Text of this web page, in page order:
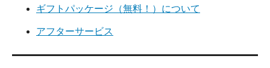
ギフトパッケージ（無料！）について
アフターサービス